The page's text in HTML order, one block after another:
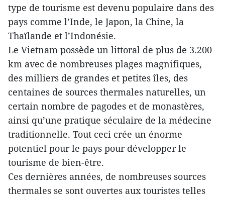
type de tourisme est devenu populaire dans des
pays comme l’Inde, le Japon, la Chine, la
Thaïlande et l’Indonésie.
Le Vietnam possède un littoral de plus de 3.200
km avec de nombreuses plages magnifiques,
des milliers de grandes et petites îles, des
centaines de sources thermales naturelles, un
certain nombre de pagodes et de monastères,
ainsi qu’une pratique séculaire de la médecine
traditionnelle. Tout ceci crée un énorme
potentiel pour le pays pour développer le
tourisme de bien-être.
Ces dernières années, de nombreuses sources
thermales se sont ouvertes aux touristes telles